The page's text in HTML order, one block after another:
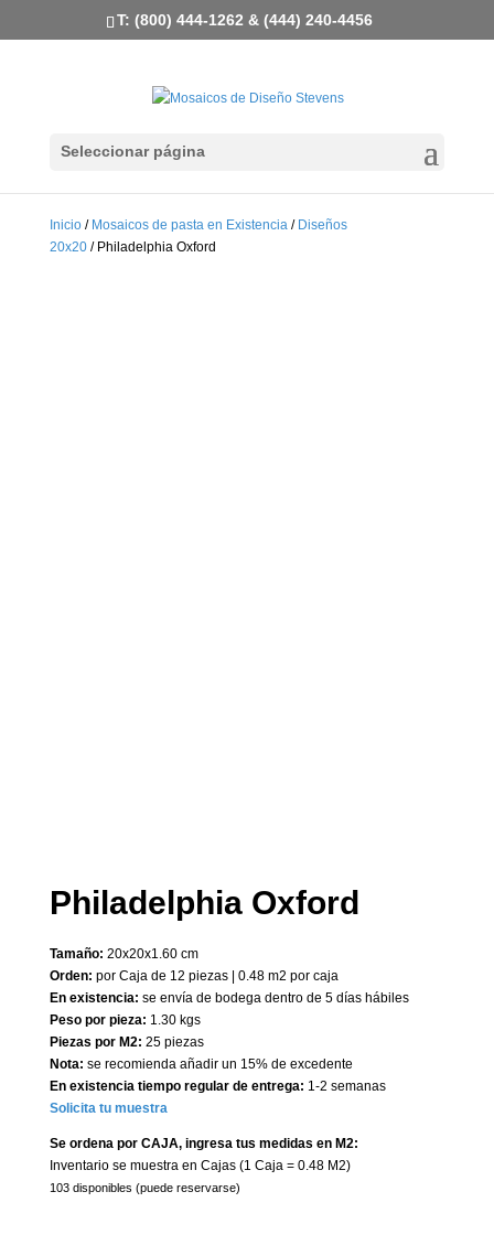
T: (800) 444-1262 & (444) 240-4456
Seleccionar página
Inicio/ Mosaicos de pasta en Existencia/ Diseños
20x20/ Philadelphia Oxford
Philadelphia Oxford
Tamaño: 20x20x1.60 cm
Orden: por Caja de 12 piezas | 0.48 m2 por caja
En existencia: se envía de bodega dentro de 5 días hábiles
Peso por pieza: 1.30 kgs
Piezas por M2: 25 piezas
Nota: se recomienda añadir un 15% de excedente
En existencia tiempo regular de entrega: 1-2 semanas
Solicita tu muestra
Se ordena por CAJA, ingresa tus medidas en M2:
Inventario se muestra en Cajas (1 Caja = 0.48 M2)
103 disponibles (puede reservarse)